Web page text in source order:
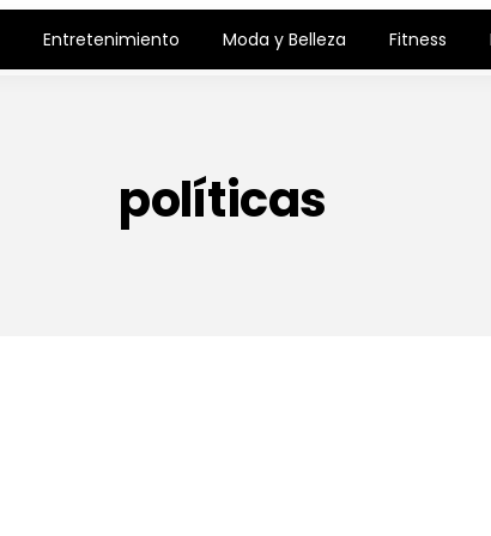
Entretenimiento Moda y Belleza Fitness
políticas